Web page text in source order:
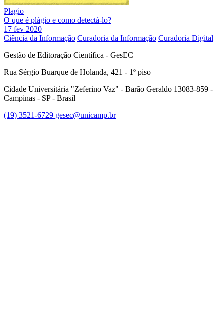
Plagio
O que é plágio e como detectá-lo?
17 fev 2020
Ciência da Informação Curadoria da Informação Curadoria Digital
Gestão de Editoração Científica - GesEC
Rua Sérgio Buarque de Holanda, 421 - 1º piso
Cidade Universitária "Zeferino Vaz" - Barão Geraldo 13083-859 -
Campinas - SP - Brasil
(19) 3521-6729 gesec@unicamp.br